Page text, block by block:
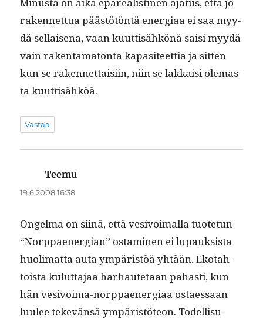
raken­net­tua päästötön­tä ener­giaa ei saa myy­
dä sel­l­aise­na, vaan kuut­tisähkönä saisi myy­dä
vain rak­en­tam­a­ton­ta kap­a­siteet­tia ja sit­ten
kun se raken­net­taisi­in, niin se lakkaisi ole­mas­
ta kuuttisähköä.
Vastaa
Teemu
19.6.2008 16:38
Ongel­ma on siinä, että vesivoimal­la tuote­tun
“Norp­paen­er­gian” ost­a­mi­nen ei lupauk­sista
huoli­mat­ta auta ympäristöä yhtään. Eko­tah­
toista kulut­ta­jaa harhaute­taan pahasti, kun
hän vesivoima-norp­paen­er­giaa ostaes­saan
luulee tekevän­sä ympäristö­teon. Todel­lisu­